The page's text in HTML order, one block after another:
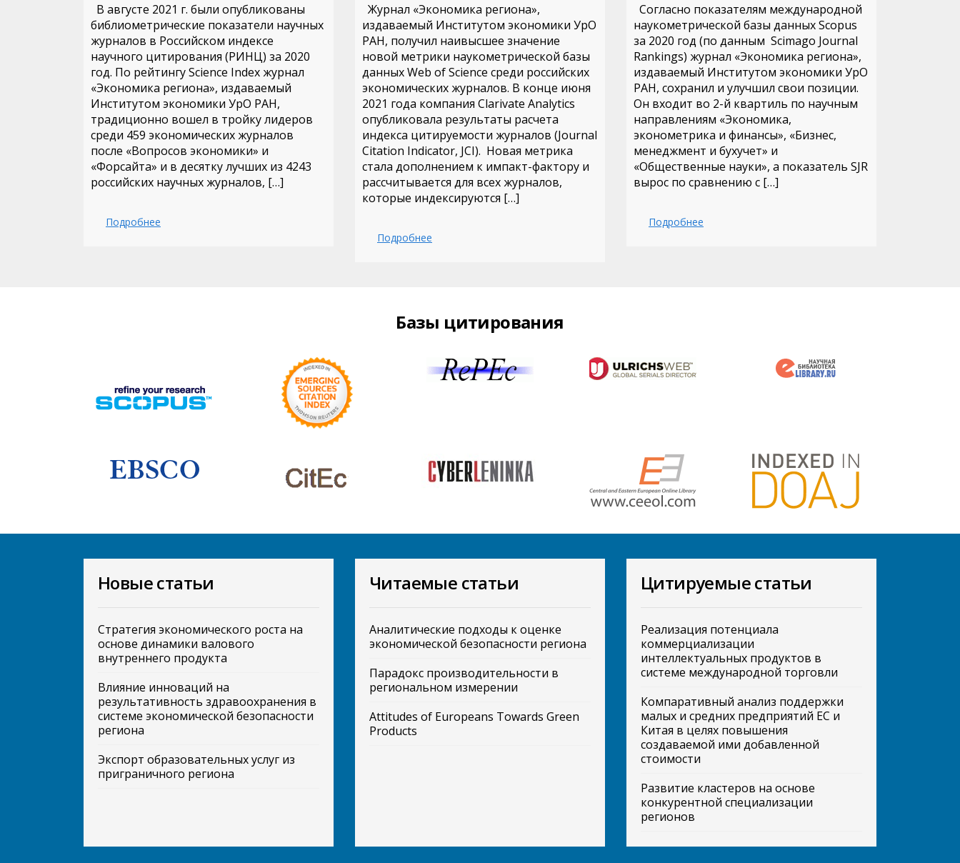
В августе 2021 г. были опубликованы
библиометрические показатели научных
журналов в Российском индексе
научного цитирования (РИНЦ) за 2020
год. По рейтингу Science Index журнал
«Экономика региона», издаваемый
Институтом экономики УрО РАН,
традиционно вошел в тройку лидеров
среди 459 экономических журналов
после «Вопросов экономики» и
«Форсайта» и в десятку лучших из 4243
российских научных журналов, […]
Подробнее
Журнал «Экономика региона»,
издаваемый Институтом экономики УрО
РАН, получил наивысшее значение
новой метрики наукометрической базы
данных Web of Science среди российских
экономических журналов. В конце июня
2021 года компания Clarivate Analytics
опубликовала результаты расчета
индекса цитируемости журналов (Journal
Citation Indicator, JCI). Новая метрика
стала дополнением к импакт-фактору и
рассчитывается для всех журналов,
которые индексируются […]
Подробнее
Согласно показателям международной
наукометрической базы данных Scopus
за 2020 год (по данным Scimago Journal
Rankings) журнал «Экономика региона»,
издаваемый Институтом экономики УрО
РАН, сохранил и улучшил свои позиции.
Он входит во 2-й квартиль по научным
направлениям «Экономика,
эконометрика и финансы», «Бизнес,
менеджмент и бухучет» и
«Общественные науки», а показатель SJR
вырос по сравнению с […]
Подробнее
Базы цитирования
Новые статьи
Стратегия экономического роста на
основе динамики валового
внутреннего продукта
Влияние инноваций на
результативность здравоохранения в
системе экономической безопасности
региона
Экспорт образовательных услуг из
приграничного региона
Читаемые статьи
Аналитические подходы к оценке
экономической безопасности региона
Парадокс производительности в
региональном измерении
Attitudes of Europeans Towards Green
Products
Цитируемые статьи
Реализация потенциала
коммерциализации
интеллектуальных продуктов в
системе международной торговли
Компаративный анализ поддержки
малых и средних предприятий ЕС и
Китая в целях повышения
создаваемой ими добавленной
стоимости
Развитие кластеров на основе
конкурентной специализации
регионов